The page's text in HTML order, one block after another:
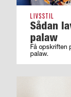
LIVSSTIL
Sådan
palaw
Få opskriften
palaw.